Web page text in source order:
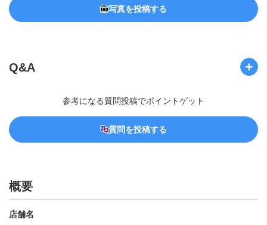
写真を投稿する
Q&A
参考になる質問投稿でポイントゲット
質問を投稿する
概要
店舗名